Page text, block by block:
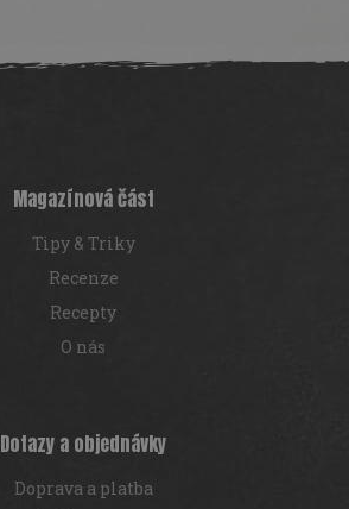
Magazínová část
Tipy & Triky
Recenze
Recepty
O nás
Dotazy a objednávky
Doprava a platba